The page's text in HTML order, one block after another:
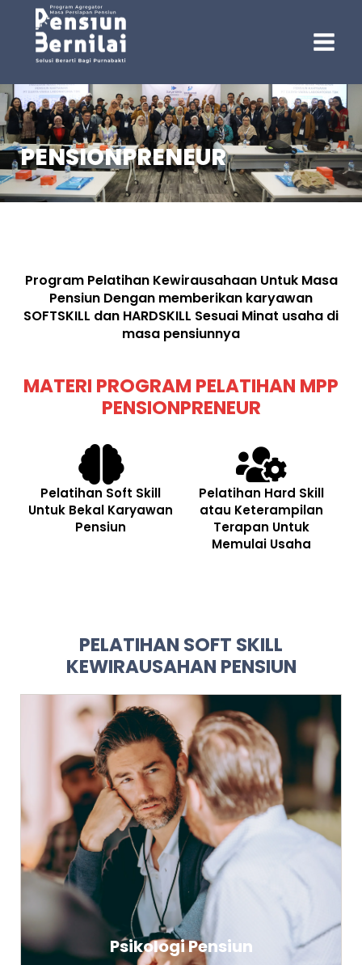
PENSIONPRENEUR
Program Pelatihan Kewirausahaan Untuk Masa
Pensiun Dengan memberikan karyawan
SOFTSKILL dan HARDSKILL Sesuai Minat usaha di
masa pensiunnya
MATERI PROGRAM PELATIHAN MPP
PENSIONPRENEUR
Pelatihan Soft Skill
Untuk Bekal Karyawan
Pensiun
Pelatihan Hard Skill
atau Keterampilan
Terapan Untuk
Memulai Usaha
PELATIHAN SOFT SKILL
KEWIRAUSAHAN PENSIUN
Psikologi Pensiun